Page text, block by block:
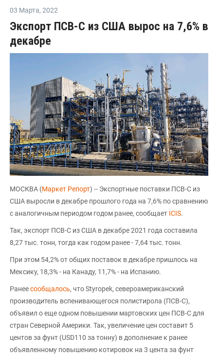
03 Марта, 2022
Экспорт ПСВ-С из США вырос на 7,6% в
декабре
МОСКВА (Маркет Репорт) -- Экспортные поставки ПСВ-С из
США выросли в декабре прошлого года на 7,6% по сравнению
с аналогичным периодом годом ранее, сообщает ICIS.
Так, экспорт ПСВ-С из США в декабре 2021 года составила
8,27 тыс. тонн, тогда как годом ранее - 7,64 тыс. тонн.
При этом 54,2% от общих поставок в декабре пришлось на
Мексику, 18,3% - на Канаду, 11,7% - на Испанию.
Ранеесообщалось, что Styropek, североамериканский
производитель вспенивающегося полистирола (ПСВ-С),
объявил о еще одном повышении мартовских цен ПСВ-С для
стран Северной Америки. Так, увеличение цен составит 5
центов за фунт (USD110 за тонну) в дополнение к ранее
объявленному повышению котировок на 3 цента за фунт